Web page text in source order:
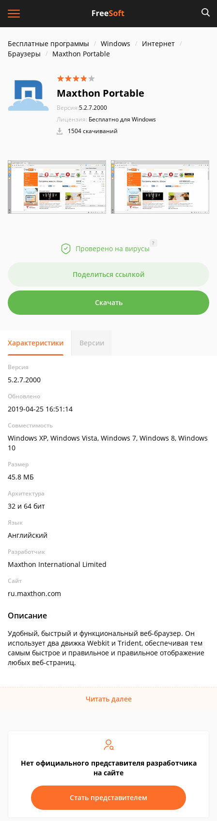
Бесплатные программы Windows
Интернет
Браузеры
Maxthon Portable
Maxthon Portable
Версия:5.2.7.2000
Лицензия: Бесплатно для Windows
1504 скачиваний
Проверено на вирусы
?
Поделиться ссылкой
Скачать
Характеристики Версии
Версия
5.2.7.2000
Обновлено
2019-04-25 16:51:14
Совместимость
Windows XP, Windows Vista, Windows 7, Windows 8, Windows
10
Размер
45.8 МБ
Архитектура
32 и 64 бит
Язык
Английский
Разработчик
Maxthon International Limited
Сайт
ru.maxthon.com
Описание
Удобный, быстрый и функциональный веб-браузер. Он
использует два движка Webkit и Trident, обеспечивая тем
самым быстрое и правильное и правильное отображение
любых веб-страниц.
Читать далее
Нет официального представителя разработчика
на сайте
Стать представителем